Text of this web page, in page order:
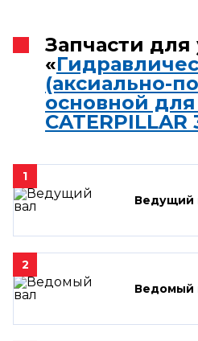
Запчасти для
«
(аксиально-
основной для
CATERPILLAR
1
Ведущий
2
Ведомый